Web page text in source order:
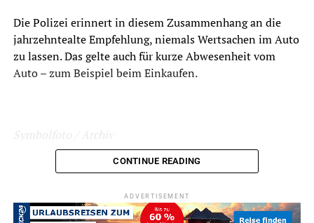
Die Polizei erinnert in diesem Zusammenhang an die
jahrzehntealte Empfehlung, niemals Wertsachen im Auto
zu lassen. Das gelte auch für kurze Abwesenheit vom
Auto – zum Beispiel beim Einkaufen.
Symbolfoto / Archiv
ADVERTISEMENT
CONTINUE READING
ADVERTISEMENT